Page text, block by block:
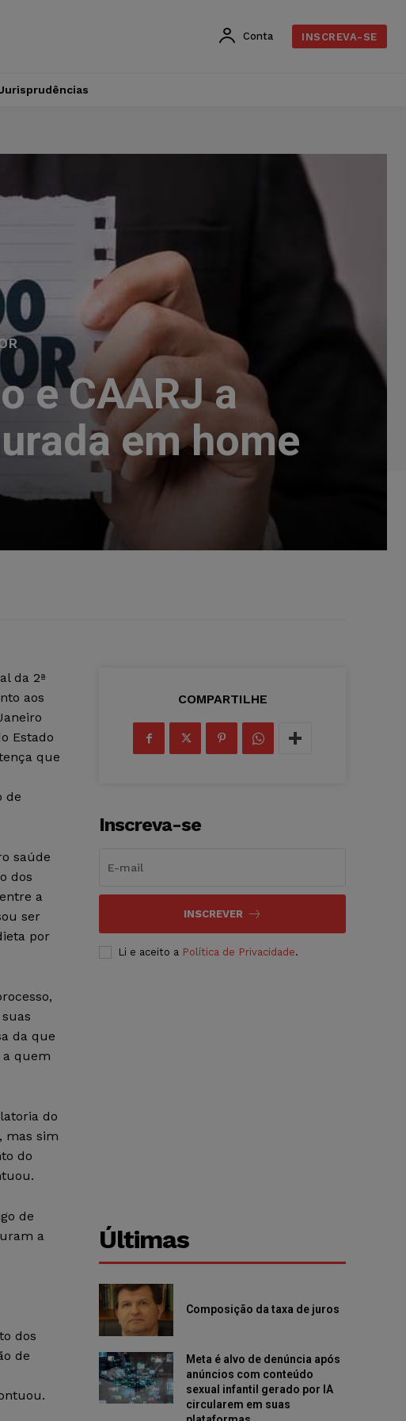
Conta INSCREVA-SE
e CAARJ a
em home
da 2ª
aos
Estado
que
de
saúde
dos
a
ser
por
da que
a quem
do
mas sim
do
de
a
dos
de
COMPARTILHE
Inscreva-se
INSCREVER
Li e aceito a Política de Privacidade.
Últimas
Composição da taxa de juros
Meta é alvo de denúncia após
anúncios com conteúdo
sexual infantil gerado por IA
circularem em suas